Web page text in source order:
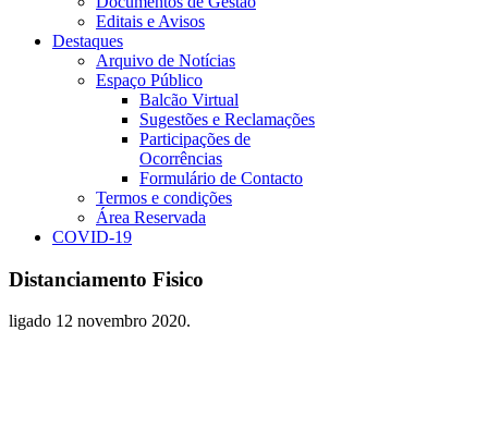
Editais e Avisos
Destaques
Arquivo de Notícias
Espaço Público
Balcão Virtual
Sugestões e Reclamações
Participações de
Ocorrências
Formulário de Contacto
Termos e condições
Área Reservada
COVID-19
Distanciamento Fisico
ligado 12 novembro 2020.